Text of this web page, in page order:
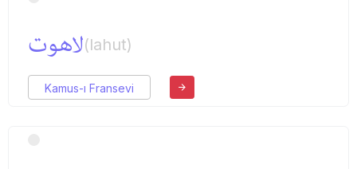
لاهوت(lahut)
Kamus-ı Fransevi